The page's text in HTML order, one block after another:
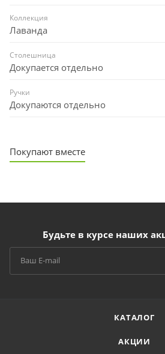
Коллекция
Лаванда
Столешница
Докупается отдельно
Ручки
Докупаются отдельно
Покупают вместе
Будьте в курсе наших
КАТАЛОГ
АКЦИИ